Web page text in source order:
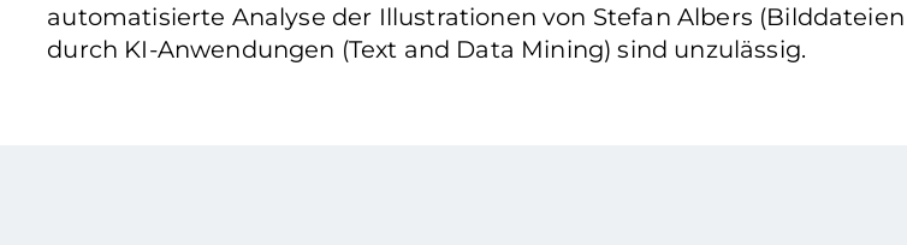
automatisierte Analyse der Illustrationen von Stefan Albers
durch KI-Anwendungen (Text and Data Mining) sind unzulässig.